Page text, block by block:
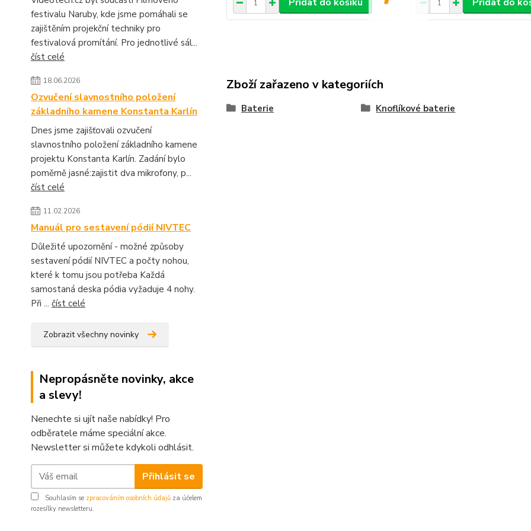
festivalu Naruby, kde jsme pomáhali se
zajištěním projekční techniky pro
festivalová promítání. Pro jednotlivé sál...
číst celé
18.06.2026
Ozvučení slavnostního položení
základního kamene Konstanta Karlín
Dnes jsme zajišťovali ozvučení
slavnostního položení základního kamene
projektu Konstanta Karlín. Zadání bylo
poměrně jasné:zajistit dva mikrofony, p...
číst celé
11.02.2026
Manuál pro sestavení pódií NIVTEC
Důležité upozornění - možné způsoby
sestavení pódií NIVTEC a počty nohou,
které k tomu jsou potřeba Každá
samostaná deska pódia vyžaduje 4 nohy.
Při ... číst celé
Zobrazit všechny novinky
Nepropásněte novinky, akce
a slevy!
Nenechte si ujít naše nabídky! Pro
odběratele máme speciální akce.
Newsletter si můžete kdykoli odhlásit.
Přihlásit se
Souhlasím se zpracováním osobních údajů za účelem
rozesílky newsletteru.
Zboží zařazeno v kategoriích
Baterie Knoflíkové baterie